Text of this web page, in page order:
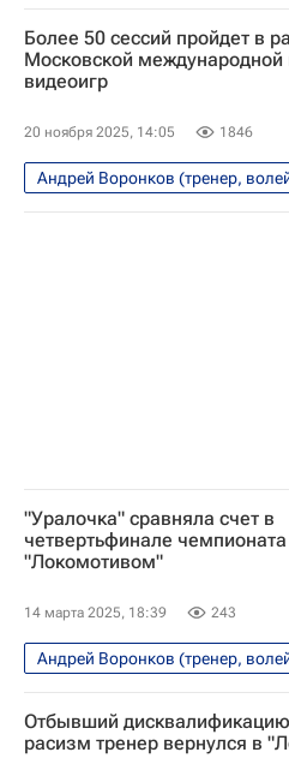
Технологии
Россия
Институт развития интернета
Более 50 сессий пройдет в
Московской международной
видеоигр
20 ноября 2025, 14:05 1846
Андрей Воронков (тренер,
Китай
Индия Александр
"Уралочка" сравняла счет в
четвертьфинале
"Локомотивом"
14 марта 2025, 18:39 243
Андрей Воронков (тренер,
Волейбол
Спорт
Локомотив (Калининград)
Отбывший
расизм тренер вернулся в